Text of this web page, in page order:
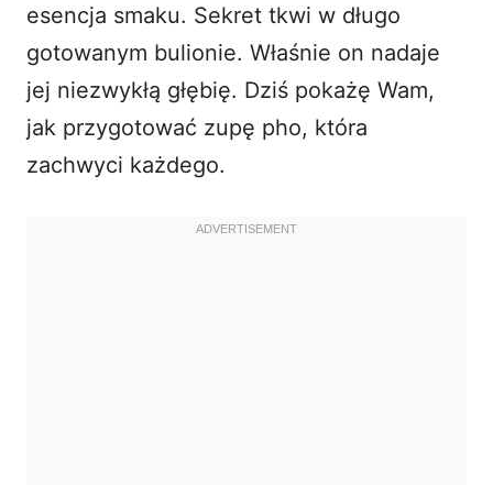
esencja smaku. Sekret tkwi w długo
gotowanym bulionie. Właśnie on nadaje
jej niezwykłą głębię. Dziś pokażę Wam,
jak przygotować zupę pho, która
zachwyci każdego.